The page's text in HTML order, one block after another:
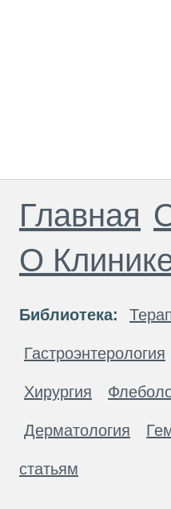
Главная
О
Библиотека:
Гастроэнтерология
Хирургия
Дерматология
статьям